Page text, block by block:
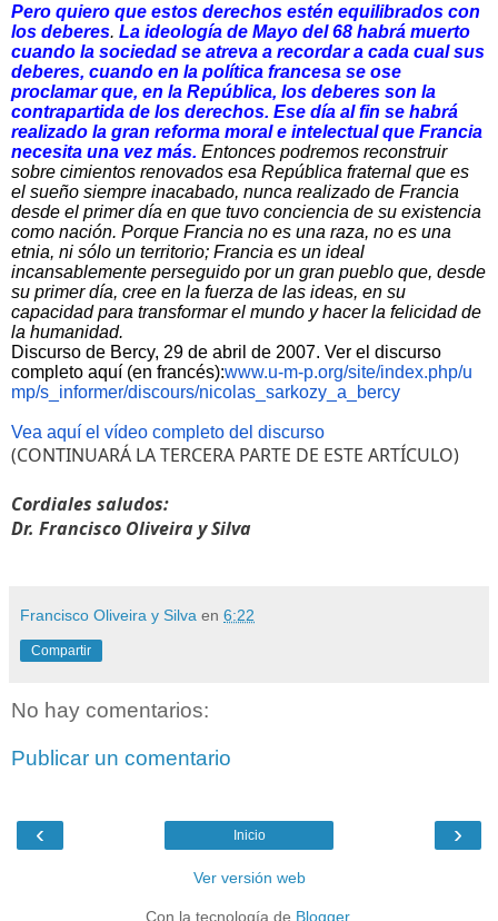
Pero quiero que estos derechos estén equilibrados con
los deberes. La ideología de Mayo del 68 habrá muerto
cuando la sociedad se atreva a recordar a cada cual sus
deberes, cuando en la política francesa se ose
proclamar que, en la República, los deberes son la
contrapartida de los derechos. Ese día al fin se habrá
realizado la gran reforma moral e intelectual que Francia
necesita una vez más. Entonces podremos reconstruir
sobre cimientos renovados esa República fraternal que es
el sueño siempre inacabado, nunca realizado de Francia
desde el primer día en que tuvo conciencia de su existencia
como nación. Porque Francia no es una raza, no es una
etnia, ni sólo un territorio; Francia es un ideal
incansablemente perseguido por un gran pueblo que, desde
su primer día, cree en la fuerza de las ideas, en su
capacidad para transformar el mundo y hacer la felicidad de
la humanidad.
Discurso de Bercy, 29 de abril de 2007. Ver el discurso
completo aquí (en francés):www.u-m-p.org/site/index.php/u
mp/s_informer/discours/nicolas _sarkozy_a_bercy
Vea aquí el vídeo completo del discurso
(CONTINUARÁ LA TERCERA PARTE DE ESTE ARTÍCULO)
Cordiales saludos:
Dr. Francisco Oliveira y Silva
Francisco Oliveira y Silva en 6:22
Compartir
No hay comentarios:
Publicar un comentario
‹ ›
Inicio
Ver versión web
Con la tecnología de Blogger.